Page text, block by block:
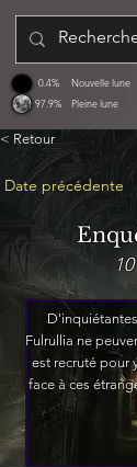
97.9%
0.4%
Pleine lune
Nouvelle lune
< Retour
Date précédente
Fulrullia ne
est recruté pour
face à ces